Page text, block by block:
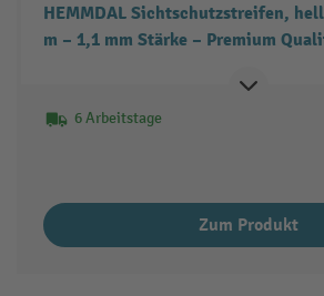
HEMMDAL Sichtschutzstreifen,
m – 1,1 mm Stärke – Premium
Doppelstabmattenzaun – besonders
6 Arbeitstage
Zum Produkt